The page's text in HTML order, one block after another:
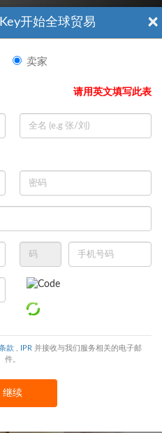
會員。 立即註冊，與全球超過7
聯繫。 立即加入 |
录
Search
×
开始全球贸易
卖家
请用英文填写此表
款 IPR 并接收与我们服务相关的电子邮
件。
继续
新鲜大蒜